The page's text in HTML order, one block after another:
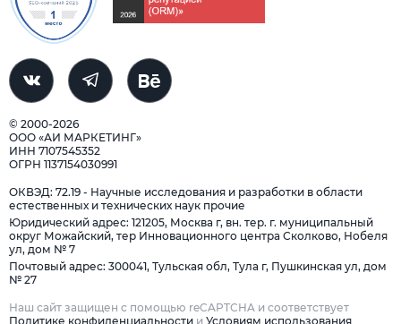
© 2000-2026
ООО «АИ МАРКЕТИНГ»
ИНН 7107545352
ОГРН 1137154030991
ОКВЭД: 72.19 - Научные исследования и разработки в области
естественных и технических наук прочие
Юридический адрес: 121205, Москва г, вн. тер. г. муниципальный
округ Можайский, тер Инновационного центра Сколково, Нобеля
ул, дом № 7
Почтовый адрес: 300041, Тульская обл, Тула г, Пушкинская ул, дом
№ 27
Наш сайт защищен с помощью reCAPTCHA и соответствует
Политике конфиденциальности и Условиям использования